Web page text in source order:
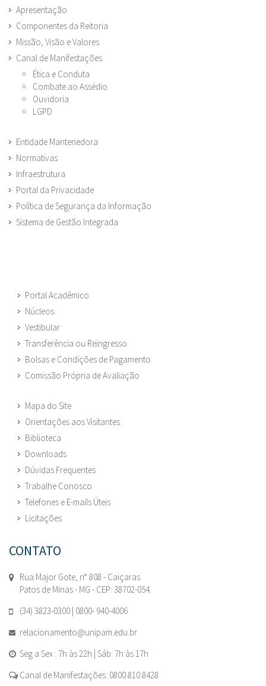
Apresentação
Componentes da Reitoria
Missão, Visão e Valores
Canal de Manifestações
Ética e Conduta
Combate ao Assédio
Ouvidoria
LGPD
Entidade Mantenedora
Normativas
Infraestrutura
Portal da Privacidade
Política de Segurança da Informação
Sistema de Gestão Integrada
Portal Acadêmico
Núcleos
Vestibular
Transferência ou Reingresso
Bolsas e Condições de Pagamento
Comissão Própria de Avaliação
Mapa do Site
Orientações aos Visitantes
Biblioteca
Downloads
Dúvidas Frequentes
Trabalhe Conosco
Telefones e E-mails Úteis
Licitações
CONTATO
Rua Major Gote, n° 808 - Caiçaras
Patos de Minas - MG - CEP: 38702-054.
(34) 3823-0300 | 0800- 940-4006
relacionamento@unipam.edu.br
Seg a Sex : 7h às 22h | Sáb: 7h às 17h
Canal de Manifestações: 0800 810 8428